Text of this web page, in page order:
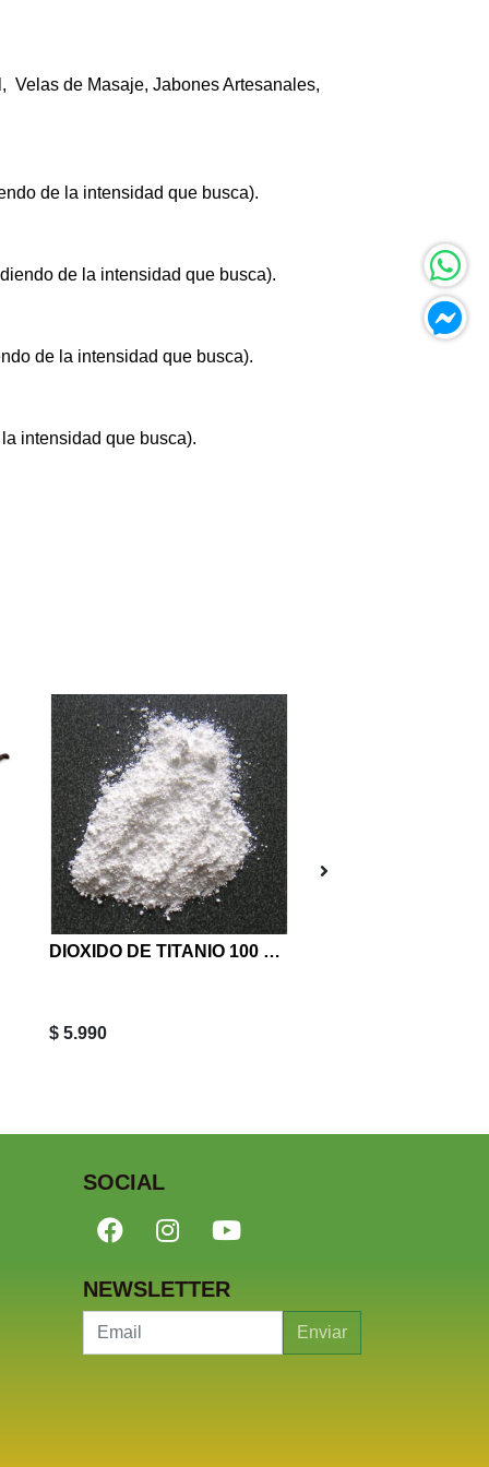
Velas de Masaje, Jabones Artesanales,
de la intensidad que busca).
de la intensidad que busca).
de la intensidad que busca).
intensidad que busca).
DIOXIDO DE TITANIO 100 Grs
$ 5.990
SOCIAL
NEWSLETTER
Enviar